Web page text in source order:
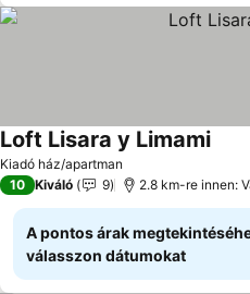
Kiadó ház/apartman
Loft Lisara y LimamiÁrak
10 Kiváló 9 2.8 km-re innen:
A pontos árak
válasszon dátumokat